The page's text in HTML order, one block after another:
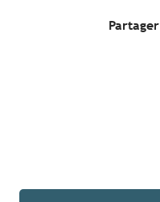
Partager